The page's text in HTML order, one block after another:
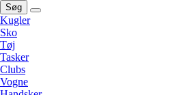
Søg
Kugler
Sko
Tøj
Tasker
Clubs
Vogne